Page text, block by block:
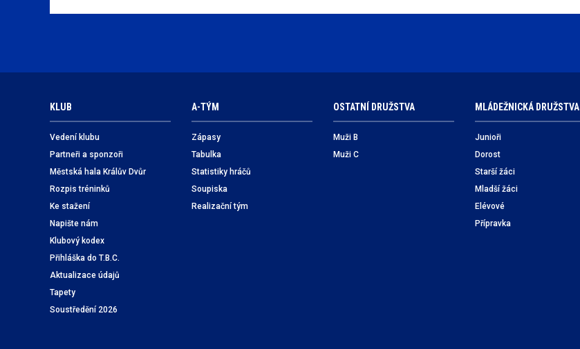
KLUB
Vedení klubu
Partneři a sponzoři
Městská hala Králův Dvůr
Rozpis tréninků
Ke stažení
Napište nám
Klubový kodex
Přihláška do T.B.C.
Aktualizace údajů
Tapety
Soustředění 2026
A-TÝM
Zápasy
Tabulka
Statistiky hráčů
Soupiska
Realizační tým
OSTATNÍ DRUŽSTVA
Muži B
Muži C
MLÁDEŽNICKÁ DRUŽSTVA
Junioři
Dorost
Starší žáci
Mladší žáci
Elévové
Přípravka